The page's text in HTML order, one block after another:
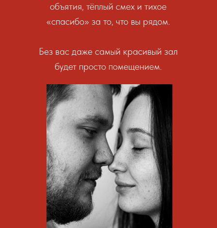
объятия, тёплый смех и тихое
«спасибо» за то, что вы рядом.
Без вас даже самый красивый зал
будет просто помещением.